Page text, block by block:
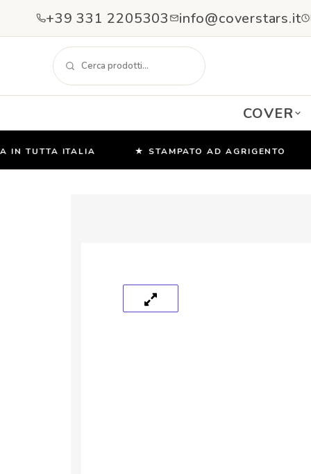
+39 331 2205303 info@coverstars.it
COVER
TUTTA ITALIA ★ STAMPATO AD AGRIGENTO
Salta